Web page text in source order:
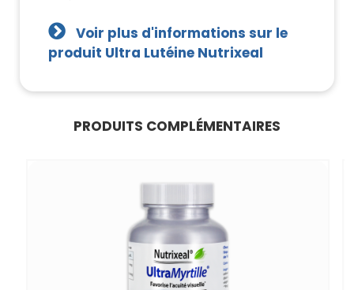
Voir plus d'informations sur le
produit Ultra Lutéine Nutrixeal
PRODUITS COMPLÉMENTAIRES